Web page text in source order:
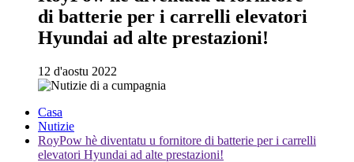
di batterie per i carrelli elevatori
Hyundai ad alte prestazioni!
12 d'aostu 2022
Casa
Nutizie
RoyPow hè diventatu u fornitore di batterie per i carrelli
elevatori Hyundai ad alte prestazioni!